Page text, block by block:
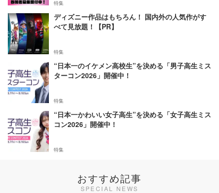
特集
ディズニー作品はもちろん！ 国内外の人気作がす
べて見放題！【PR】
特集
“日本一のイケメン高校生”を決める「男子高生ミス
ターコン2026」開催中！
特集
“日本一かわいい女子高生”を決める「女子高生ミス
コン2026」開催中！
特集
おすすめ記事
SPECIAL NEWS